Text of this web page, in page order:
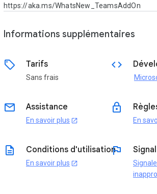
https://aka.ms/WhatsNew_TeamsAddOn
Informations supplémentaires
sell Tarifs
Sans frais
code
email Assistance
En savoir plus open_in_new
lock
En
description Conditions d'utilisation
En savoir plus open_in_new
flag